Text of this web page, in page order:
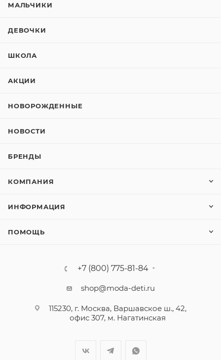
МАЛЬЧИКИ
ДЕВОЧКИ
ШКОЛА
АКЦИИ
НОВОРОЖДЕННЫЕ
НОВОСТИ
БРЕНДЫ
КОМПАНИЯ
ИНФОРМАЦИЯ
ПОМОЩЬ
+7 (800) 775-81-84
shop@moda-deti.ru
115230, г. Москва, Варшавское ш., 42,
офис 307, м. Нагатинская